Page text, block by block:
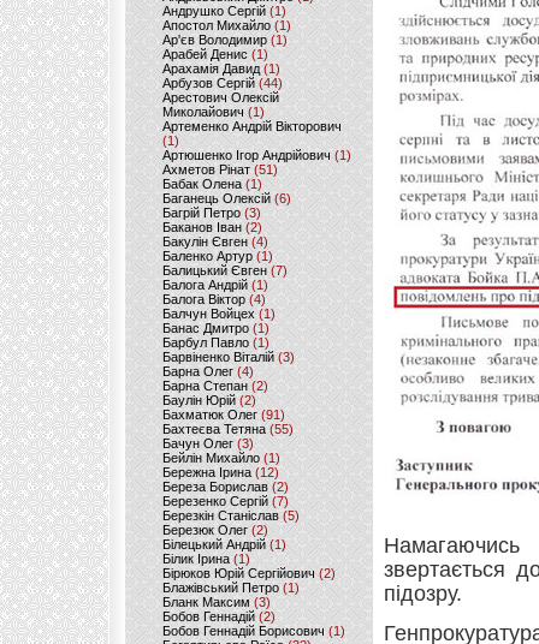
Андрушко Сергій(1)
Апостол Михайло(1)
Ар'єв Володимир (1)
Арабей Денис(1)
Арахамія Давид (1)
Арбузов Сергій (44)
Арестович Олексій
Миколайович(1)
Артеменко Андрій Вікторович
(1)
Артюшенко Ігор Андрійович(1)
Ахметов Рінат(51)
Бабак Олена(1)
Баганець Олексій(6)
Багрій Петро (3)
Баканов Іван(2)
Бакулін Євген (4)
Баленко Артур(1)
Балицький Євген(7)
Балога Андрій (1)
Балога Віктор (4)
Балчун Войцех (1)
Банас Дмитро (1)
Барбул Павло(1)
Барвіненко Віталій(3)
Барна Олег (4)
Барна Степан (2)
Баулін Юрій (2)
Бахматюк Олег (91)
Бахтеєва Тетяна(55)
Бачун Олег (3)
Бейлін Михайло (1)
Бережна Ірина(12)
Береза Борислав(2)
Березенко Сергій (7)
Березкін Станіслав (5)
Березюк Олег(2)
Білецький Андрій (1)
Білик Ірина (1)
Бірюков Юрій Сергійович (2)
Блажівський Петро (1)
Бланк Максим(3)
Бобов Геннадій (2)
Бобов Геннадій Борисович (1)
звертається
підозру.